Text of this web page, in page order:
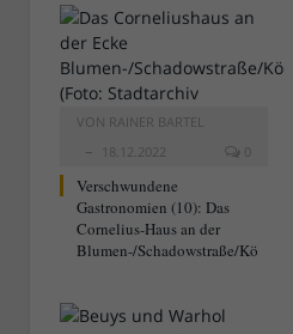
VON RAINER BARTEL
18.12.2022
0
Verschwundene
Gastronomien (10): Das
Cornelius-Haus an der
Blumen-/Schadowstraße/Kö